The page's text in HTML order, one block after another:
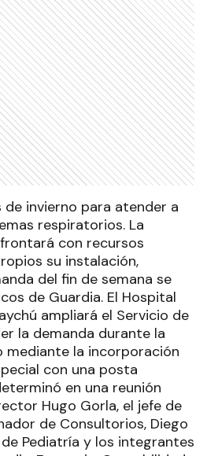
invierno para atender a
respiratorios. La
con recursos
su instalación,
del fin de semana se
de Guardia. El Hospital
ampliará el Servicio de
la demanda durante la
mediante la incorporación
con una posta
en una reunión
Hugo Gorla, el jefe de
de Consultorios, Diego
Pediatría y los integrantes